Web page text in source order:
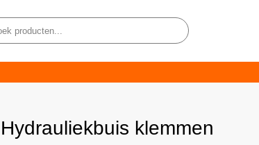
Hydrauliekbuis klemmen